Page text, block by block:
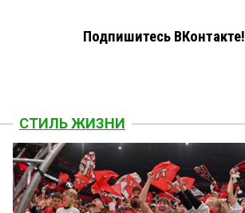
Подпишитесь ВКонтакте!
СТИЛЬ ЖИЗНИ